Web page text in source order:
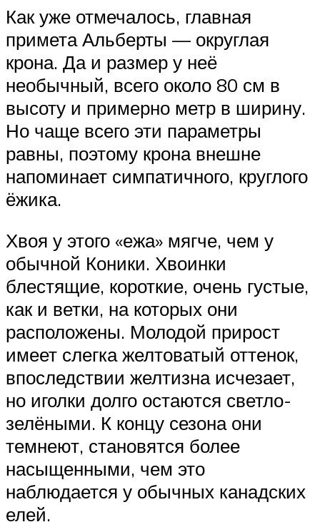
Как уже отмечалось, главная
примета Альберты — округлая
крона. Да и размер у неё
необычный, всего около 80 см в
высоту и примерно метр в ширину.
Но чаще всего эти параметры
равны, поэтому крона внешне
напоминает симпатичного, круглого
ёжика.
Хвоя у этого «ежа» мягче, чем у
обычной Коники. Хвоинки
блестящие, короткие, очень густые,
как и ветки, на которых они
расположены. Молодой прирост
имеет слегка желтоватый оттенок,
впоследствии желтизна исчезает,
но иголки долго остаются светло-
зелёными. К концу сезона они
темнеют, становятся более
насыщенными, чем это
наблюдается у обычных канадских
елей.